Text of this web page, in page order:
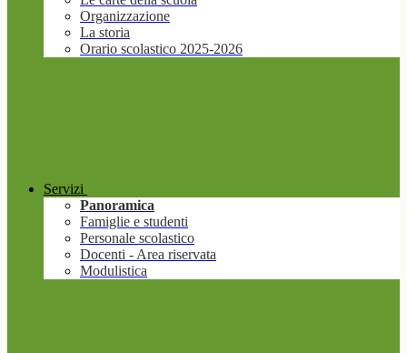
Organizzazione
La storia
Orario scolastico 2025-2026
Servizi
Panoramica
Famiglie e studenti
Personale scolastico
Docenti - Area riservata
Modulistica